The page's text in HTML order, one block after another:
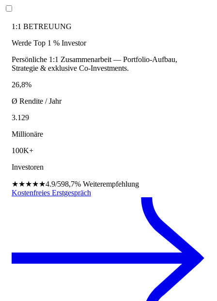
1:1 BETREUUNG
Werde Top 1 % Investor
Persönliche 1:1 Zusammenarbeit — Portfolio-Aufbau,
Strategie & exklusive Co-Investments.
26,8%
Ø Rendite / Jahr
3.129
Millionäre
100K+
Investoren
★★★★★4.9/598,7% Weiterempfehlung
Kostenfreies Erstgespräch